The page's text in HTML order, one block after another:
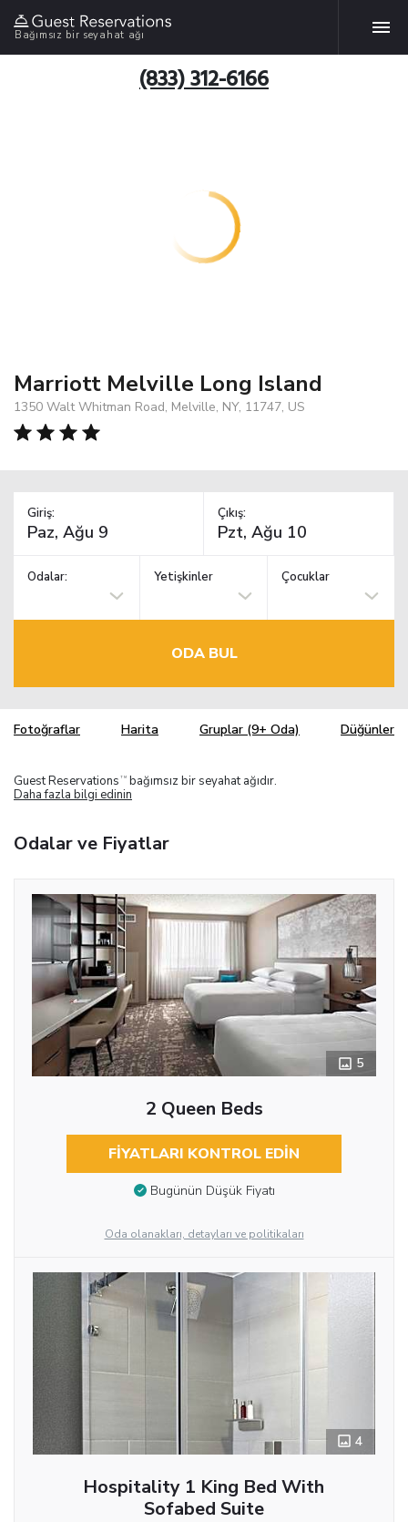
Bağımsız bir seyahat ağı
(833) 312-6166
Marriott Melville Long Island
1350 Walt Whitman Road, Melville, NY, 11747, US
Giriş: Çıkış:
Odalar: Yetişkinler Çocuklar
ODA BUL
Fotoğraflar Harita Gruplar (9+ Oda) Düğünler
Guest Reservations TM bağımsız bir seyahat ağıdır.
Daha fazla bilgi edinin
Odalar ve Fiyatlar
5
2 Queen Beds
FIYATLARI KONTROL EDIN
Bugünün Düşük Fiyatı
Oda olanakları, detayları ve politikaları
4
Hospitality 1 King Bed With
Sofabed Suite